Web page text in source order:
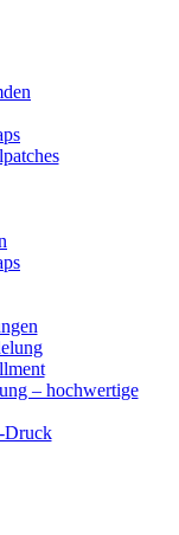
– hochwertige
Druck